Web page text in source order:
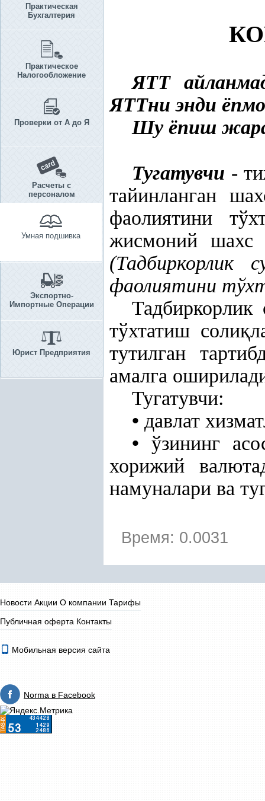
Практическая
Бухгалтерия
Практическое
Налогообложение
Проверки от А до Я
Расчеты с
персоналом
Умная подшивка
Экспортно-
Импортные Операции
Юрист Предприятия
К
ЯТТ
ЯТТни энди ёпмо
Шу ёпиш
Тугатувчи -
тайинланган
фаолиятини
жисмоний
(Тадбиркорлик
фаолиятини
тўхтатиш солиқ
тутилган
амалга
Тугатувчи:
• давлат
• ўзининг
хорижий
намуналари ва
Время: 0.0031
Новости Акции О компании Тарифы
Публичная оферта Контакты
Мобильная версия сайта
Norma в Facebook